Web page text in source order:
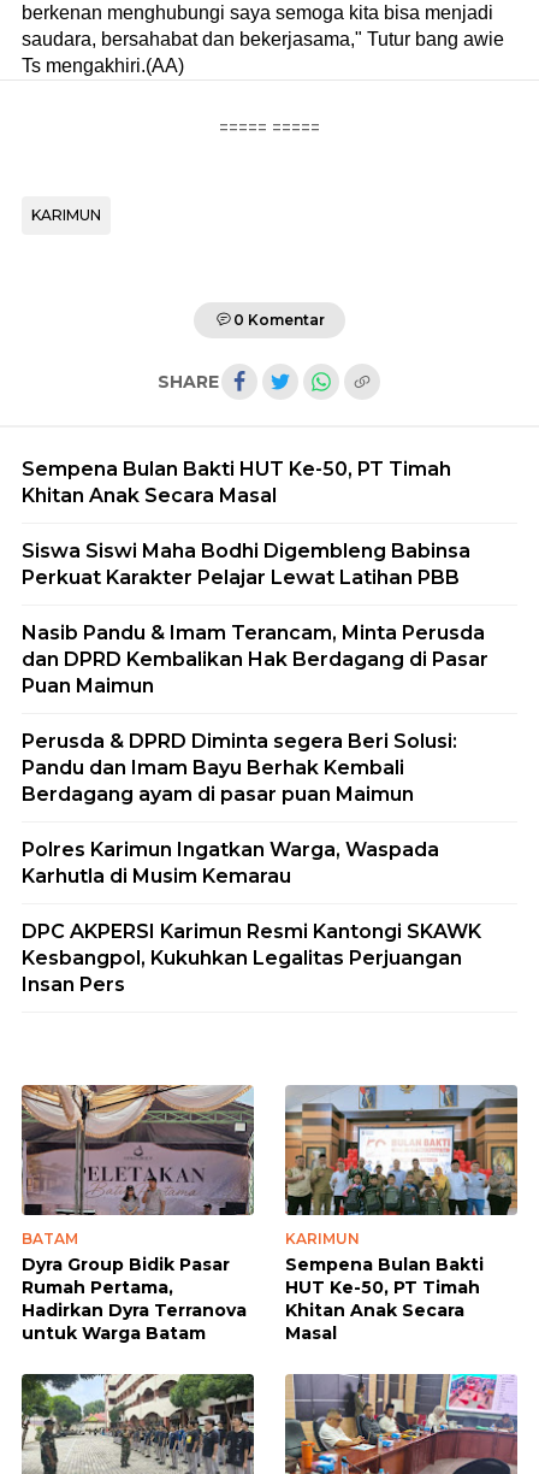
berkenan menghubungi saya semoga kita bisa menjadi
saudara, bersahabat dan bekerjasama," Tutur bang awie
Ts mengakhiri.(AA)
===== =====
KARIMUN
0 Komentar
SHARE
Sempena Bulan Bakti HUT Ke-50, PT Timah
Khitan Anak Secara Masal
Siswa Siswi Maha Bodhi Digembleng Babinsa
Perkuat Karakter Pelajar Lewat Latihan PBB
Nasib Pandu & Imam Terancam, Minta Perusda
dan DPRD Kembalikan Hak Berdagang di Pasar
Puan Maimun
Perusda & DPRD Diminta segera Beri Solusi:
Pandu dan Imam Bayu Berhak Kembali
Berdagang ayam di pasar puan Maimun
Polres Karimun Ingatkan Warga, Waspada
Karhutla di Musim Kemarau
DPC AKPERSI Karimun Resmi Kantongi SKAWK
Kesbangpol, Kukuhkan Legalitas Perjuangan
Insan Pers
BATAM
Dyra Group Bidik Pasar
Rumah Pertama,
Hadirkan Dyra Terranova
untuk Warga Batam
KARIMUN
Sempena Bulan Bakti
HUT Ke-50, PT Timah
Khitan Anak Secara
Masal